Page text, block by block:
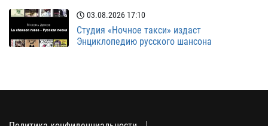
03.08.2026 17:10
Студия «Ночное такси» издаст
Энциклопедию русского шансона